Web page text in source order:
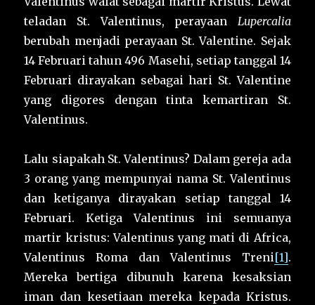
teladan St. Valentinus, perayaan Lupercalia
berubah menjadi perayaan St. Valentine. Sejak
14 Februari tahun 496 Masehi, setiap tanggal 14
Februari dirayakan sebagai hari St. Valentine
yang digores dengan tinta kemartiran St.
Valentinus.
Lalu siapakah St. Valentinus? Dalam gereja ada
3 orang yang mempunyai nama St. Valentinus
dan ketiganya dirayakan setiap tanggal 14
Februari. Ketiga Valentinus ini semuanya
martir kristus: Valentinus yang mati di Africa,
Valentinus Roma dan Valentinus Treni [1].
Mereka bertiga dibunuh karena kesaksian
iman dan kesetiaan mereka kepada Kristus.